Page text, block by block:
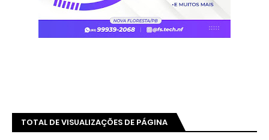
TOTAL DE VISUALIZAÇÕES DE PÁGINA